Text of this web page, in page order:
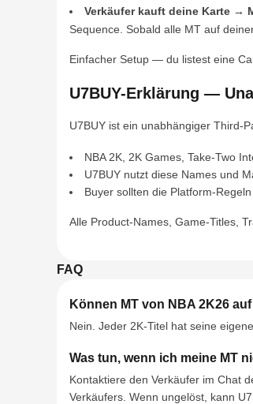
Verkäufer kauft deine Karte →
Sequence. Sobald alle MT auf
Einfacher Setup — du listest eine
U7BUY-Erklärung —
U7BUY ist ein unabhängiger Third-
NBA 2K, 2K Games, Take-Two
U7BUY nutzt diese Names und
Buyer sollten die Platform-
Alle Product-Names, Game-Titles,
FAQ
Können MT von NBA 2K26
Nein. Jeder 2K-Titel hat seine
Was tun, wenn ich meine MT
Kontaktiere den Verkäufer im Chat
Verkäufers. Wenn ungelöst, kann